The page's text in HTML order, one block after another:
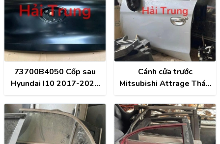
73700B4050 Cốp sau
Hyundai I10 2017-2021
Cánh cửa trước
Mitsubishi Attrage Tháo